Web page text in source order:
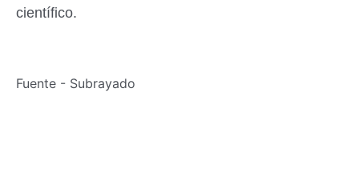
científico.
Fuente - Subrayado